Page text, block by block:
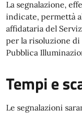
La segnalazione,
indicate, permettà
affidataria del
per la risoluzione
Pubblica
Tempi e
Le segnalazioni